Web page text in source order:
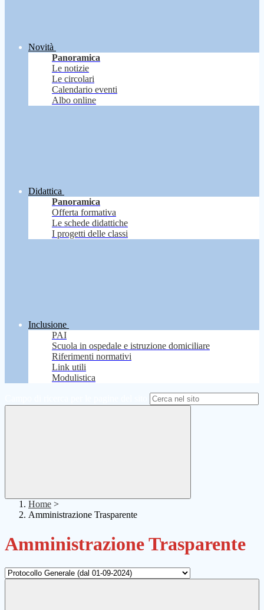
Novità
Panoramica
Le notizie
Le circolari
Calendario eventi
Albo online
Didattica
Panoramica
Offerta formativa
Le schede didattiche
I progetti delle classi
Inclusione
PAI
Scuola in ospedale e istruzione domiciliare
Riferimenti normativi
Link utili
Modulistica
Home >
Amministrazione Trasparente
Amministrazione Trasparente